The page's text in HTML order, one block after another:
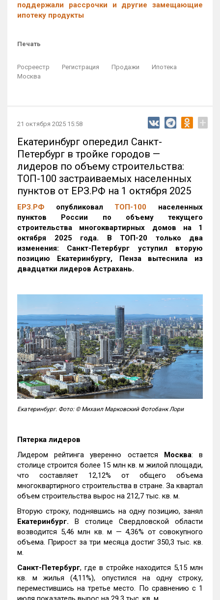
поддержали рассрочки и другие замещающие
ипотеку продукты
Печать
Росреестр Регистрация Продажи
Ипотека
Москва
21 октября 2025 15:58 +
Екатеринбург опередил Санкт-
Петербург в тройке городов —
лидеров по объему строительства:
ТОП-100 застраиваемых населенных
пунктов от ЕРЗ.РФ на 1 октября 2025
ЕРЗ.РФ опубликовал ТОП-100 населенных
пунктов России по объему текущего
строительства многоквартирных домов на 1
октября 2025 года. В ТОП-20 только два
изменения: Санкт-Петербург уступил вторую
позицию Екатеринбургу, Пенза вытеснила из
двадцатки лидеров Астрахань.
Екатеринбург. Фото: © Михаил Марковский Фотобанк Лори
Пятерка лидеров
Лидером рейтинга уверенно остается Москва: в
столице строится более 15 млн кв. м жилой площади,
что составляет 12,12% от общего объема
многоквартирного строительства в стране. За квартал
объем строительства вырос на 212,7 тыс. кв. м.
Вторую строку, поднявшись на одну позицию, занял
Екатеринбург. В столице Свердловской области
возводится 5,46 млн кв. м — 4,36% от совокупного
объема. Прирост за три месяца достиг 350,3 тыс. кв.
м.
Санкт-Петербург, где в стройке находится 5,15 млн
кв. м жилья (4,11%), опустился на одну строку,
переместившись на третье место. По сравнению с 1